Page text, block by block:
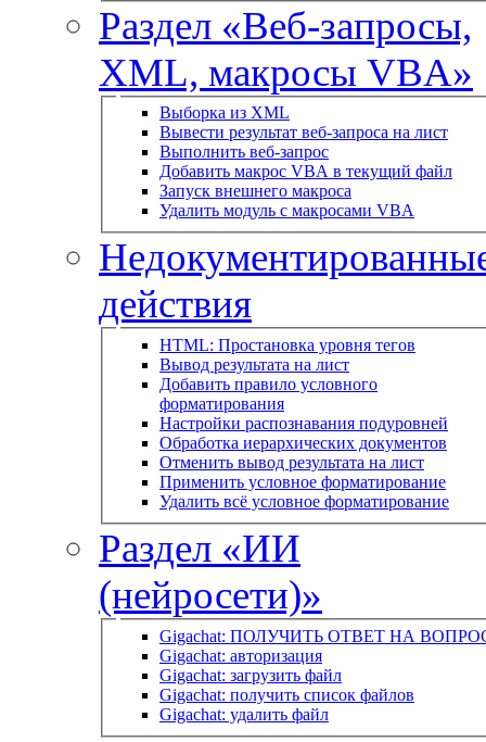
Раздел «Веб-запросы,
XML, макросы VBA»
Выборка из XML
Вывести результат веб-запроса на лист
Выполнить веб-запрос
Добавить макрос VBA в текущий файл
Запуск внешнего макроса
Удалить модуль с макросами VBA
действия
HTML: Простановка уровня тегов
Вывод результата на лист
Добавить правило условного
форматирования
Настройки распознавания подуровней
Обработка иерархических документов
Отменить вывод результата на лист
Применить условное форматирование
Удалить всё условное форматирование
Раздел «ИИ
(нейросети)»
Gigachat: ПОЛУЧИТЬ ОТВЕТ НА
Gigachat: авторизация
Gigachat: загрузить файл
Gigachat: получить список файлов
Gigachat: удалить файл